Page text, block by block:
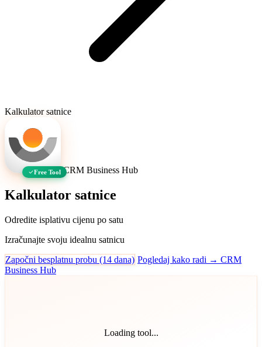
Kalkulator satnice
Free Tool CRM Business Hub
Kalkulator satnice
Odredite isplativu cijenu po satu
Izračunajte svoju idealnu satnicu
Započni besplatnu probu (14 dana) Pogledaj kako radi → CRM
Business Hub
Loading tool...